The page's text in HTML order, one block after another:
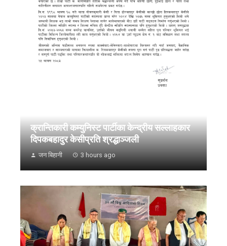
क्रान्तिकारी कम्युनिस्ट पार्टीका केन्द्रीय सल्लाहकार
दिपकबहादुर केसीप्रति श्रद्धाञ्जली
जन बिहानी 3 hours ago